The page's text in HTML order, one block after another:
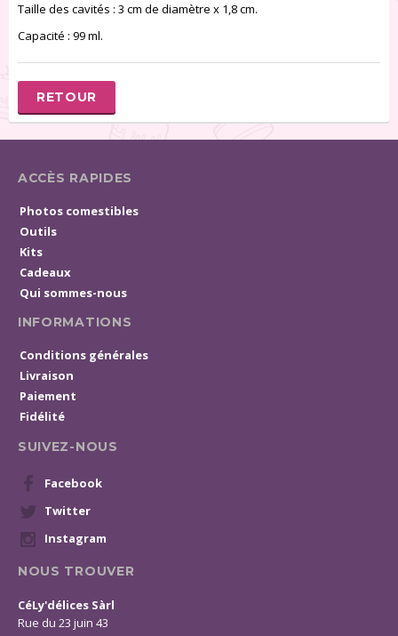
Taille des cavités : 3 cm de diamètre x 1,8 cm.
Capacité : 99 ml.
RETOUR
ACCÈS RAPIDES
Photos comestibles
Outils
Kits
Cadeaux
Qui sommes-nous
INFORMATIONS
Conditions générales
Livraison
Paiement
Fidélité
SUIVEZ-NOUS
Facebook
Twitter
Instagram
NOUS TROUVER
CéLy'délices Sàrl
Rue du 23 juin 43